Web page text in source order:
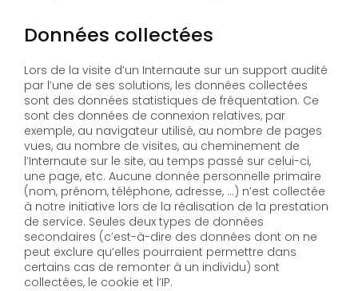
Données collectées
Lors de la visite d’un Internaute sur un support audité
par l’une de ses solutions, les données collectées
sont des données statistiques de fréquentation. Ce
sont des données de connexion relatives, par
exemple, au navigateur utilisé, au nombre de pages
vues, au nombre de visites, au cheminement de
l’Internaute sur le site, au temps passé sur celui-ci,
une page, etc. Aucune donnée personnelle primaire
(nom, prénom, téléphone, adresse, …) n’est collectée
à notre initiative lors de la réalisation de la prestation
de service. Seules deux types de données
secondaires (c’est-à-dire des données dont on ne
peut exclure qu’elles pourraient permettre dans
certains cas de remonter à un individu) sont
collectées, le cookie et l’IP.